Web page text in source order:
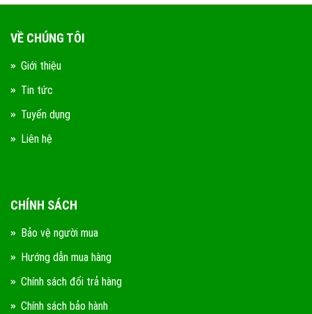
VỀ CHÚNG TÔI
Giới thiệu
Tin tức
Tuyển dụng
Liên hệ
CHÍNH SÁCH
Bảo vệ người mua
Hướng dẫn mua hàng
Chính sách đổi trả hàng
Chính sách bảo hành